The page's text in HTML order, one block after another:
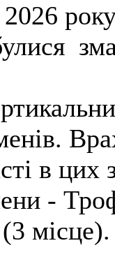
в
-
місце).